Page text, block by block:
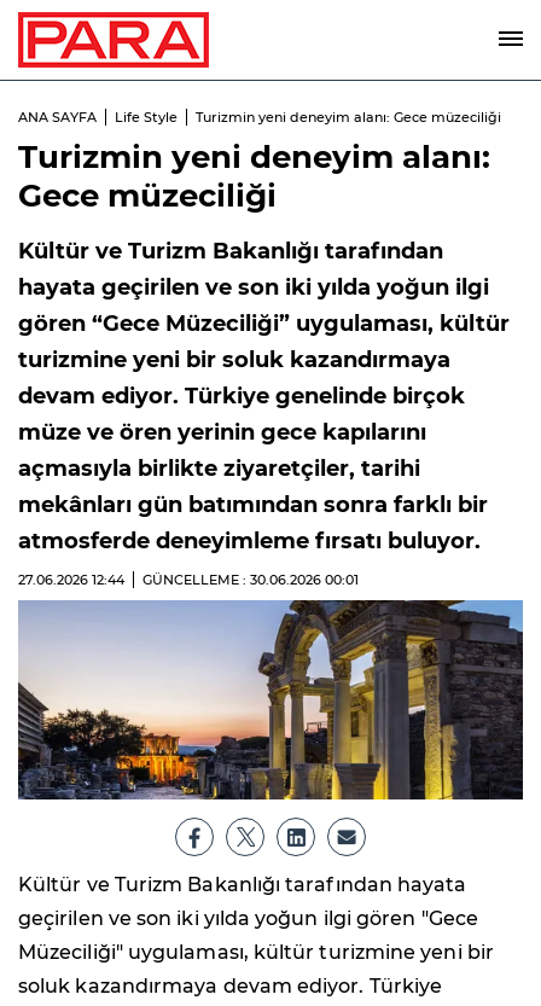
ANA SAYFA Life Style Turizmin yeni deneyim alanı: Gece müzeciliği
Turizmin yeni deneyim alanı:
Gece müzeciliği
Kültür ve Turizm Bakanlığı tarafından
hayata geçirilen ve son iki yılda yoğun ilgi
gören “Gece Müzeciliği” uygulaması, kültür
turizmine yeni bir soluk kazandırmaya
devam ediyor. Türkiye genelinde birçok
müze ve ören yerinin gece kapılarını
açmasıyla birlikte ziyaretçiler, tarihi
mekânları gün batımından sonra farklı bir
atmosferde deneyimleme fırsatı buluyor.
27.06.2026 12:44 GÜNCELLEME : 30.06.2026 00:01
Kültür ve Turizm Bakanlığı tarafından hayata
geçirilen ve son iki yılda yoğun ilgi gören "Gece
Müzeciliği" uygulaması, kültür turizmine yeni bir
soluk kazandırmaya devam ediyor. Türkiye